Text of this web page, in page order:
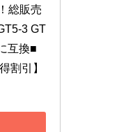
総販売
3 GT
互換■
割引】